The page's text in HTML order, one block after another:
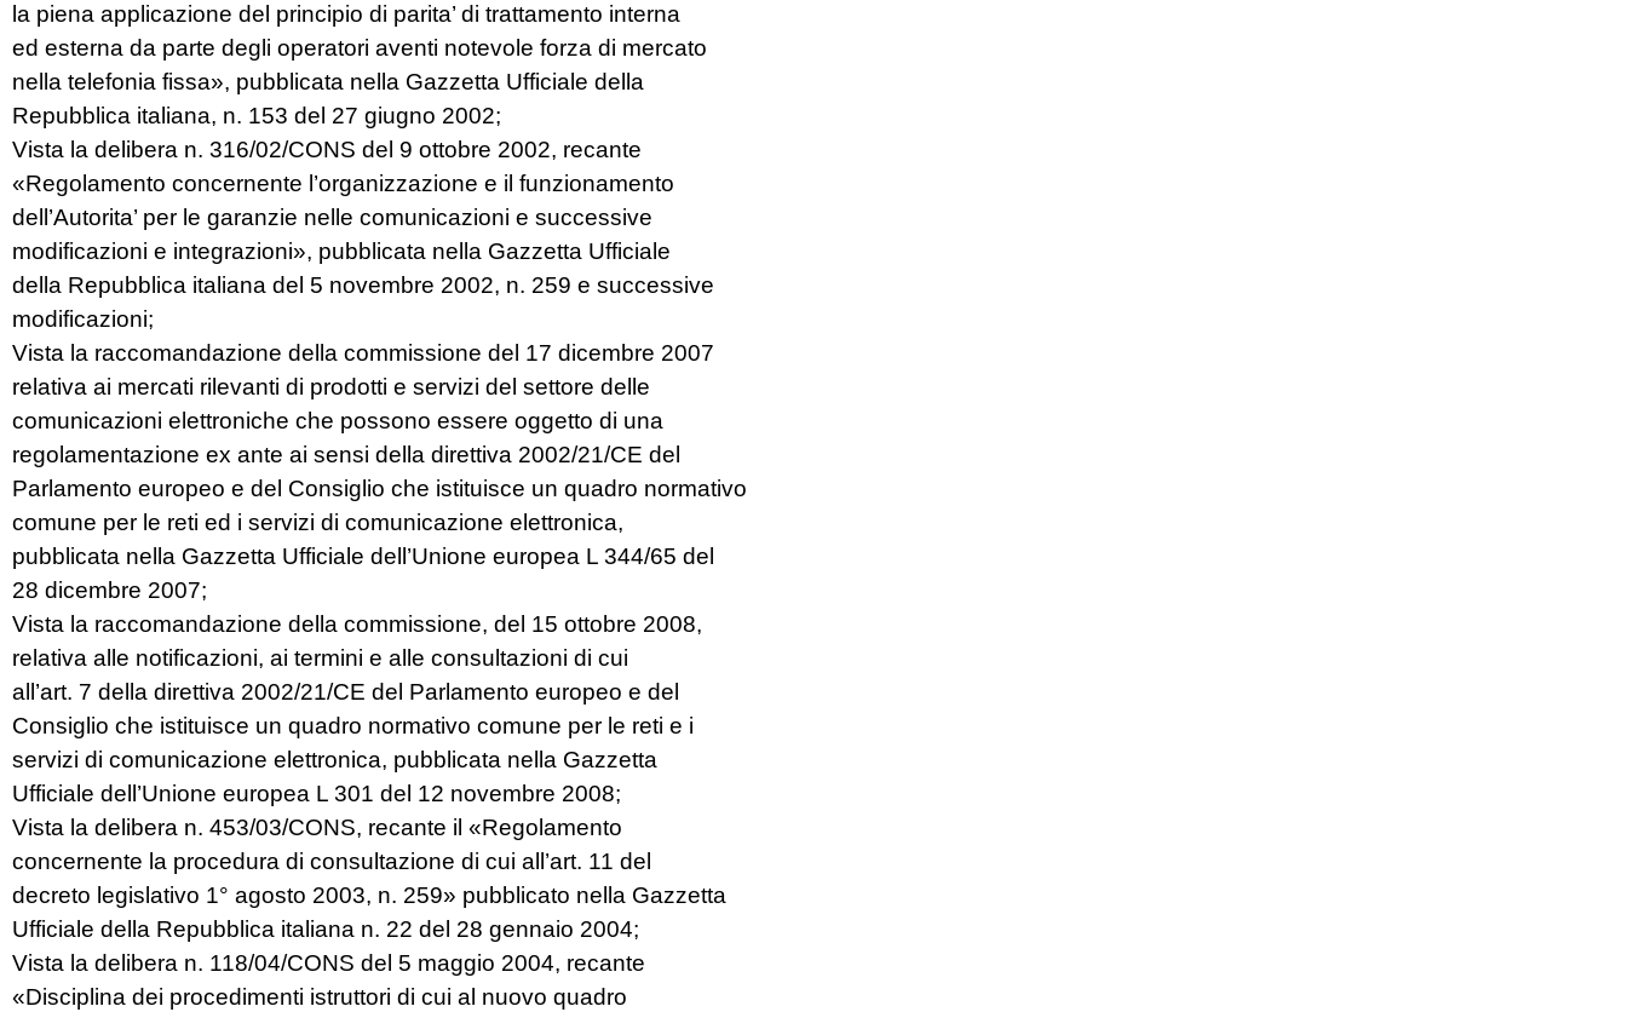
la piena applicazione del principio di parita’ di trattamento interna
ed esterna da parte degli operatori aventi notevole forza di mercato
nella telefonia fissa», pubblicata nella Gazzetta Ufficiale della
Repubblica italiana, n. 153 del 27 giugno 2002;
Vista la delibera n. 316/02/CONS del 9 ottobre 2002, recante
«Regolamento concernente l’organizzazione e il funzionamento
dell’Autorita’ per le garanzie nelle comunicazioni e successive
modificazioni e integrazioni», pubblicata nella Gazzetta Ufficiale
della Repubblica italiana del 5 novembre 2002, n. 259 e successive
modificazioni;
Vista la raccomandazione della commissione del 17 dicembre 2007
relativa ai mercati rilevanti di prodotti e servizi del settore delle
comunicazioni elettroniche che possono essere oggetto di una
regolamentazione ex ante ai sensi della direttiva 2002/21/CE del
Parlamento europeo e del Consiglio che istituisce un quadro normativo
comune per le reti ed i servizi di comunicazione elettronica,
pubblicata nella Gazzetta Ufficiale dell’Unione europea L 344/65 del
28 dicembre 2007;
Vista la raccomandazione della commissione, del 15 ottobre 2008,
relativa alle notificazioni, ai termini e alle consultazioni di cui
all’art. 7 della direttiva 2002/21/CE del Parlamento europeo e del
Consiglio che istituisce un quadro normativo comune per le reti e i
servizi di comunicazione elettronica, pubblicata nella Gazzetta
Ufficiale dell’Unione europea L 301 del 12 novembre 2008;
Vista la delibera n. 453/03/CONS, recante il «Regolamento
concernente la procedura di consultazione di cui all’art. 11 del
decreto legislativo 1° agosto 2003, n. 259» pubblicato nella Gazzetta
Ufficiale della Repubblica italiana n. 22 del 28 gennaio 2004;
Vista la delibera n. 118/04/CONS del 5 maggio 2004, recante
«Disciplina dei procedimenti istruttori di cui al nuovo quadro